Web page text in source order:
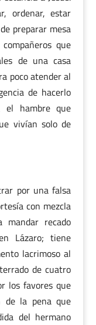
ordenar, estar
preparar mesa
que
de una casa
poco atender al
de hacerlo
el hambre que
vivían solo de
por una falsa
con mezcla
mandar recado
Lázaro; tiene
lacrimoso al
de cuatro
los favores que
de la pena que
del hermano